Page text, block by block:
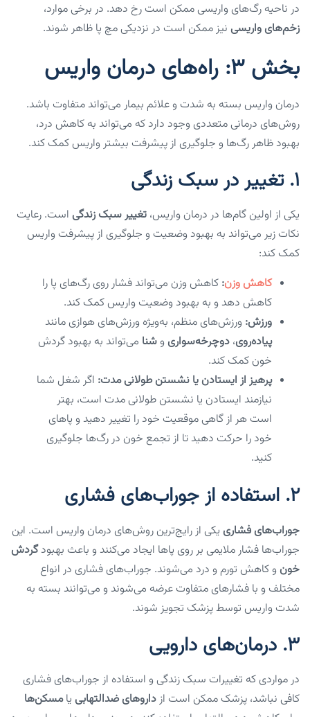
در ناحیه رگ‌های واریسی ممکن است رخ دهد. در برخی موارد،
زخم‌های واریسی نیز ممکن است در نزدیکی مچ پا ظاهر شوند.
بخش ۳: راه‌های درمان واریس
درمان واریس بسته به شدت و علائم بیمار می‌تواند متفاوت باشد.
روش‌های درمانی متعددی وجود دارد که می‌تواند به کاهش درد،
بهبود ظاهر رگ‌ها و جلوگیری از پیشرفت بیشتر واریس کمک کند.
1. تغییر در سبک زندگی
یکی از اولین گام‌ها در درمان واریس، تغییر سبک زندگی است. رعایت
نکات زیر می‌تواند به بهبود وضعیت و جلوگیری از پیشرفت واریس
کمک کند:
کاهش وزن: کاهش وزن می‌تواند فشار روی رگ‌های پا را
کاهش دهد و به بهبود وضعیت واریس کمک کند.
ورزش: ورزش‌های منظم، به‌ویژه ورزش‌های هوازی مانند
پیاده‌روی، دوچرخه‌سواری و شنا می‌تواند به بهبود گردش
خون کمک کند.
پرهیز از ایستادن یا نشستن طولانی مدت: اگر شغل شما
نیازمند ایستادن یا نشستن طولانی مدت است، بهتر
است هر از گاهی موقعیت خود را تغییر دهید و پاهای
خود را حرکت دهید تا از تجمع خون در رگ‌ها جلوگیری
کنید.
2. استفاده از جوراب‌های فشاری
جوراب‌های فشاری یکی از رایج‌ترین روش‌های درمان واریس است. این
جوراب‌ها فشار ملایمی بر روی پاها ایجاد می‌کنند و باعث بهبودگردش
خون و کاهش تورم و درد می‌شوند. جوراب‌های فشاری در انواع
مختلف و با فشارهای متفاوت عرضه می‌شوند و می‌توانند بسته به
شدت واریس توسط پزشک تجویز شوند.
3. درمان‌های دارویی
در مواردی که تغییرات سبک زندگی و استفاده از جوراب‌های فشاری
کافی نباشد، پزشک ممکن است از داروهای ضدالتهابی یامسکن‌ها